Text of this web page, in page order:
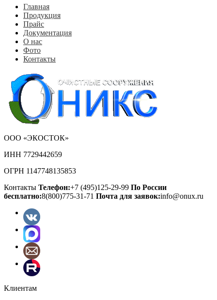
Главная
Продукция
Прайс
Документация
О нас
Фото
Контакты
ООО «ЭКОСТОК»
ИНН 7729442659
ОГРН 1147748135853
Контакты Телефон:+7 (495)125-29-99 По России
бесплатно:8(800)775-31-71 Почта для заявок:info@onux.ru
Клиентам